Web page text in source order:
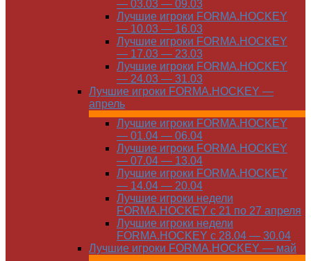
— 03.03 — 09.03
Лучшие игроки FORMA.HOCKEY
— 10.03 — 16.03
Лучшие игроки FORMA.HOCKEY
— 17.03 — 23.03
Лучшие игроки FORMA.HOCKEY
— 24.03 — 31.03
Лучшие игроки FORMA.HOCKEY —
апрель
Лучшие игроки FORMA.HOCKEY
— 01.04 — 06.04
Лучшие игроки FORMA.HOCKEY
— 07.04 — 13.04
Лучшие игроки FORMA.HOCKEY
— 14.04 — 20.04
Лучшие игроки недели
FORMA.HOCKEY с 21 по 27 апреля
Лучшие игроки недели
FORMA.HOCKEY с 28.04 — 30.04
Лучшие игроки FORMA.HOCKEY — май